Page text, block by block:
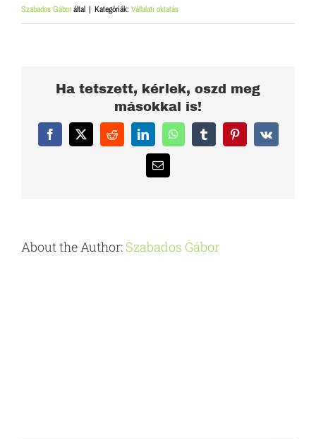
Szabados Gáboráltal | Kategóriák: Vállalati oktatás
Ha tetszett, kérlek, oszd meg
másokkal is!
Facebook
X RedditLinkedInWhatsAppTumblrPinterest
Vk
Email:
About the Author: Szabados Gábor